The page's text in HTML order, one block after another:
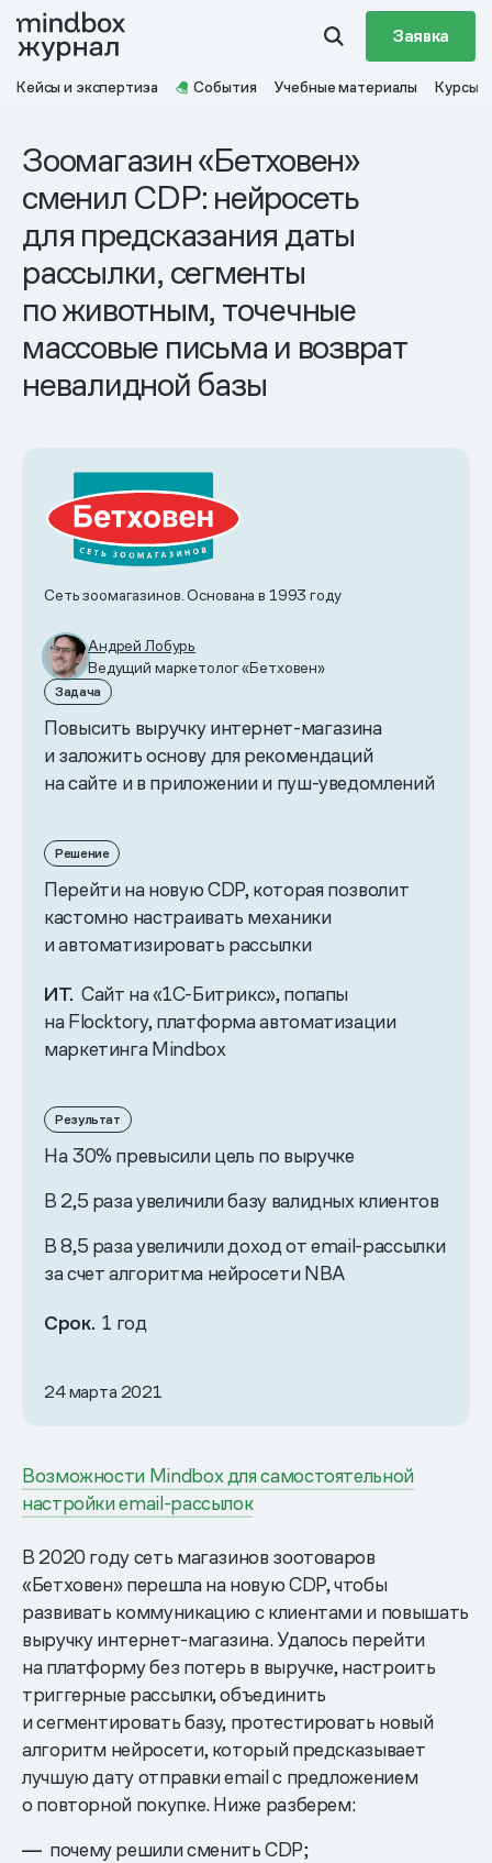
Заявка
Кейсы и экспертиза События Учебные материалы Курсы
Зоомагазин «Бетховен»
сменил CDP: нейросеть
для предсказания даты
рассылки, сегменты
по животным, точечные
массовые письма и возврат
невалидной базы
Сеть зоомагазинов. Основана в 1993 году
Андрей Лобурь
Ведущий маркетолог «Бетховен»
Задача
Повысить выручку интернет-магазина
и заложить основу для рекомендаций
на сайте и в приложении и пуш-уведомлений
Решение
Перейти на новую CDP, которая позволит
кастомно настраивать механики
и автоматизировать рассылки
ИТ.Сайт на «1С-Битрикс», попапы
на Flocktory, платформа автоматизации
маркетинга Mindbox
Результат
На 30% превысили цель по выручке
В 2,5 раза увеличили базу валидных клиентов
В 8,5 раза увеличили доход от email-рассылки
за счет алгоритма нейросети NBA
Срок.1 год
24 марта 2021
Возможности Mindbox для самостоятельной
настройки email-рассылок
В 2020 году сеть магазинов зоотоваров
«Бетховен» перешла на новую CDP, чтобы
развивать коммуникацию с клиентами и повышать
выручку интернет-магазина. Удалось перейти
на платформу без потерь в выручке, настроить
триггерные рассылки, объединить
и сегментировать базу, протестировать новый
алгоритм нейросети, который предсказывает
лучшую дату отправки email с предложением
о повторной покупке. Ниже разберем:
почему решили сменить CDP;